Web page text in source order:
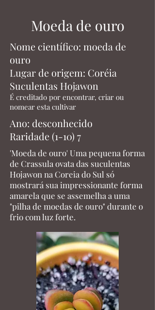
Moeda de ouro
Nome científico: moeda de
ouro
Lugar de origem: Coréia
Suculentas Hojawon
É creditado por encontrar, criar ou
nomear esta cultivar
Ano: desconhecido
Raridade (1-10) 7
'Moeda de ouro' Uma pequena forma
de Crassula ovata das suculentas
Hojawon na Coreia do Sul só
mostrará sua impressionante forma
amarela que se assemelha a uma
"pilha de moedas de ouro" durante o
frio com luz forte.